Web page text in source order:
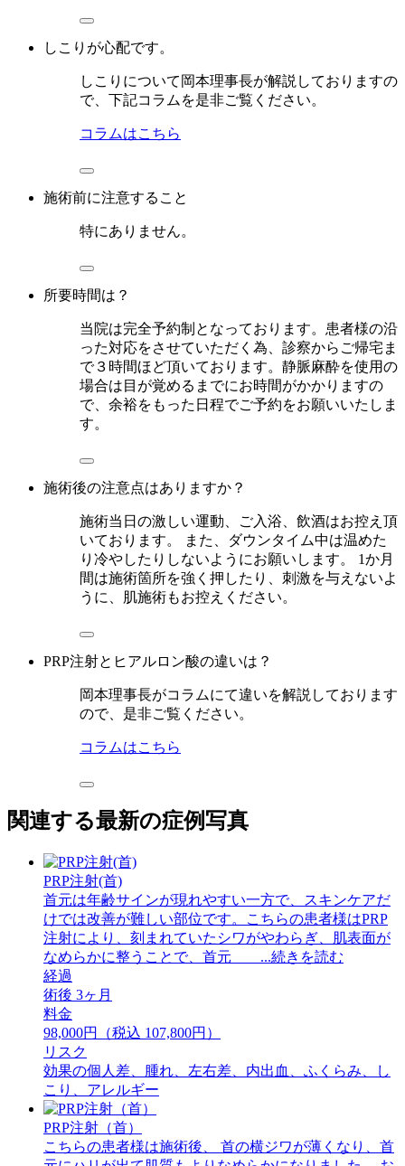
しこりが心配です。
しこりについて岡本理事長が解説しておりますの
で、下記コラムを是非ご覧ください。
コラムはこちら
施術前に注意すること
特にありません。
所要時間は？
当院は完全予約制となっております。患者様の沿
った対応をさせていただく為、診察からご帰宅ま
で３時間ほど頂いております。静脈麻酔を使用の
場合は目が覚めるまでにお時間がかかりますの
で、余裕をもった日程でご予約をお願いいたしま
す。
施術後の注意点はありますか？
施術当日の激しい運動、ご入浴、飲酒はお控え頂
いております。 また、ダウンタイム中は温めた
り冷やしたりしないようにお願いします。 1か月
間は施術箇所を強く押したり、刺激を与えないよ
うに、肌施術もお控えください。
PRP注射とヒアルロン酸の違いは？
岡本理事長がコラムにて違いを解説しております
ので、是非ご覧ください。
コラムはこちら
関連する最新の症例写真
PRP注射(首)
首元は年齢サインが現れやすい一方で、スキンケアだ
けでは改善が難しい部位です。こちらの患者様はPRP
注射により、刻まれていたシワがやわらぎ、肌表面が
なめらかに整うことで、首元 ...続きを読む
経過
術後 3ヶ月
料金
98,000円（税込 107,800円）
リスク
効果の個人差、腫れ、左右差、内出血、ふくらみ、し
こり、アレルギー
PRP注射（首）
こちらの患者様は施術後、 首の横ジワが薄くなり、首